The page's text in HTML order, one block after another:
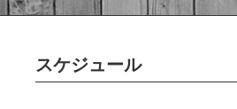
スケジュール